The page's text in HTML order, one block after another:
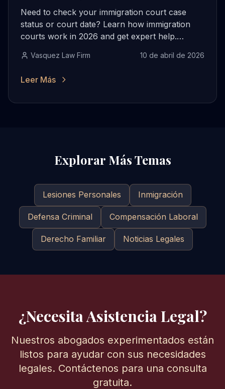
Need to check your immigration court case
status or court date? Learn how immigration
courts work in 2026 and get expert help.
Vasquez Law Firm 10 de abril de 2026
Leer Más
Explorar Más Temas
Lesiones Personales Inmigración
Defensa Criminal Compensación Laboral
Derecho Familiar Noticias Legales
¿Necesita Asistencia Legal?
Nuestros abogados experimentados están
listos para ayudar con sus necesidades
legales. Contáctenos para una consulta
gratuita.